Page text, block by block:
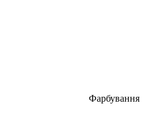
Фарбування